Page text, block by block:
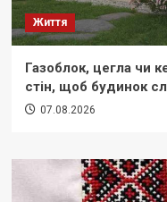
Життя
Газоблок, цегла чи
стін, щоб будинок
07.08.2026